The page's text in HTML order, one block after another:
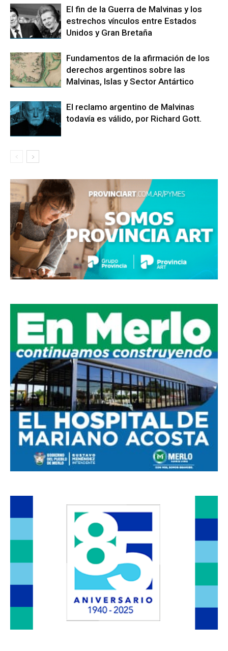
El fin de la Guerra de Malvinas y los
estrechos vínculos entre Estados
Unidos y Gran Bretaña
Fundamentos de la afirmación de los
derechos argentinos sobre las
Malvinas, Islas y Sector Antártico
El reclamo argentino de Malvinas
todavía es válido, por Richard Gott.